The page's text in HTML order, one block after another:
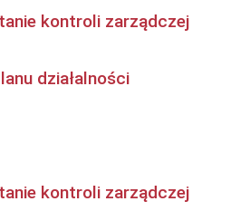
kontroli zarządczej
działalności
kontroli zarządczej